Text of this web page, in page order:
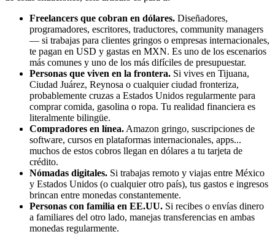
Freelancers que cobran en dólares. Diseñadores,
programadores, escritores, traductores, community managers
— si trabajas para clientes gringos o empresas internacionales,
te pagan en USD y gastas en MXN. Es uno de los escenarios
más comunes y uno de los más difíciles de presupuestar.
Personas que viven en la frontera. Si vives en Tijuana,
Ciudad Juárez, Reynosa o cualquier ciudad fronteriza,
probablemente cruzas a Estados Unidos regularmente para
comprar comida, gasolina o ropa. Tu realidad financiera es
literalmente bilingüe.
Compradores en línea. Amazon gringo, suscripciones de
software, cursos en plataformas internacionales, apps...
muchos de estos cobros llegan en dólares a tu tarjeta de
crédito.
Nómadas digitales. Si trabajas remoto y viajas entre México
y Estados Unidos (o cualquier otro país), tus gastos e ingresos
brincan entre monedas constantemente.
Personas con familia en EE.UU. Si recibes o envías dinero
a familiares del otro lado, manejas transferencias en ambas
monedas regularmente.